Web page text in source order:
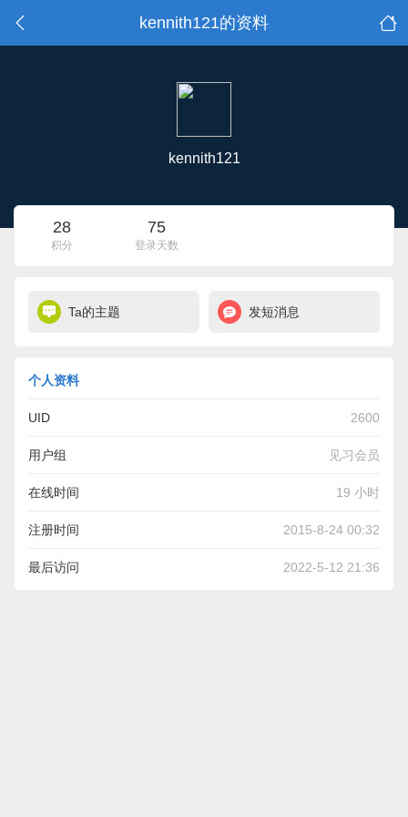
kennith121的资料
kennith121
28
积分
75
登录天数
Ta的主题 发短消息
个人资料
UID 2600
用户组 见习会员
在线时间 19 小时
注册时间 2015-8-24 00:32
最后访问 2022-5-12 21:36